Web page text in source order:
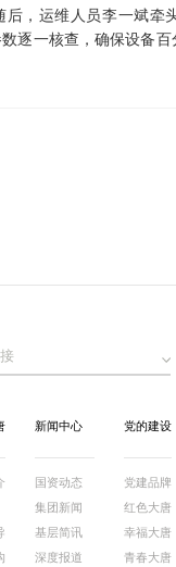
，运维人员李一斌
逐一核查，确保设备
新闻中心
国资动态
集团新闻
基层简讯
深度报道
党的建设
党建品牌
红色大唐
幸福大唐
青春大唐